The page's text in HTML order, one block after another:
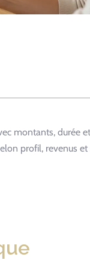
montants, durée
profil, revenus